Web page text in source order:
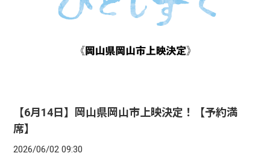
【6月14日】岡山県岡山市上映決定！【予約満
席】
2026/06/02 09:30